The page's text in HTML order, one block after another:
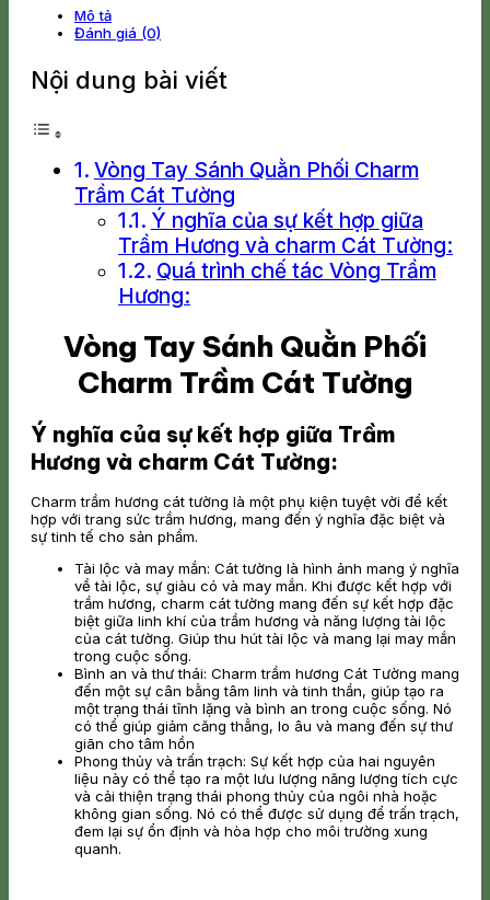
Mô tả
Đánh giá (0)
Nội dung bài viết
Vòng Tay Sánh Quằn Phối Charm
Trầm Cát Tường
Ý nghĩa của sự kết hợp giữa
Trầm Hương và charm Cát Tường:
Quá trình chế tác Vòng Trầm
Hương:
Vòng Tay Sánh Quằn Phối
Charm Trầm Cát Tường
Ý nghĩa của sự kết hợp giữa Trầm
Hương và charm Cát Tường:
Charm trầm hương cát tường là một phụ kiện tuyệt vời để kết
hợp với trang sức trầm hương, mang đến ý nghĩa đặc biệt và
sự tinh tế cho sản phẩm.
Tài lộc và may mắn: Cát tường là hình ảnh mang ý nghĩa
về tài lộc, sự giàu có và may mắn. Khi được kết hợp với
trầm hương, charm cát tường mang đến sự kết hợp đặc
biệt giữa linh khí của trầm hương và năng lượng tài lộc
của cát tường. Giúp thu hút tài lộc và mang lại may mắn
trong cuộc sống.
Bình an và thư thái: Charm trầm hương Cát Tường mang
đến một sự cân bằng tâm linh và tinh thần, giúp tạo ra
một trạng thái tĩnh lặng và bình an trong cuộc sống. Nó
có thể giúp giảm căng thẳng, lo âu và mang đến sự thư
giãn cho tâm hồn
Phong thủy và trấn trạch: Sự kết hợp của hai nguyên
liệu này có thể tạo ra một lưu lượng năng lượng tích cực
và cải thiện trạng thái phong thủy của ngôi nhà hoặc
không gian sống. Nó có thể được sử dụng để trấn trạch,
đem lại sự ổn định và hòa hợp cho môi trường xung
quanh.